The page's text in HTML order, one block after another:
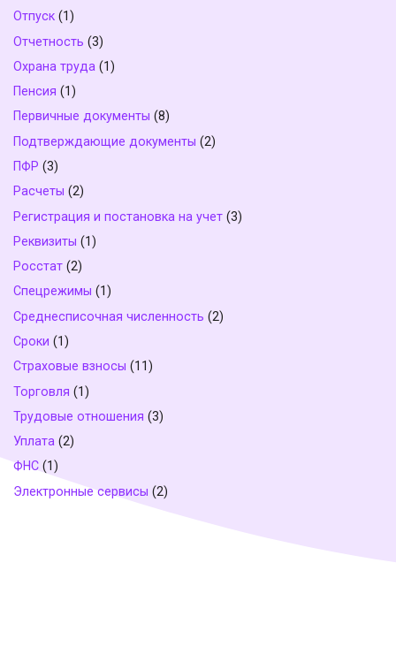
Отпуск (1)
Отчетность (3)
Охрана труда (1)
Пенсия (1)
Первичные документы (8)
Подтверждающие документы (2)
ПФР (3)
Расчеты (2)
Регистрация и постановка на учет (3)
Реквизиты (1)
Росстат (2)
Спецрежимы (1)
Среднесписочная численность (2)
Сроки (1)
Страховые взносы (11)
Торговля (1)
Трудовые отношения (3)
Уплата (2)
ФНС (1)
Электронные сервисы (2)